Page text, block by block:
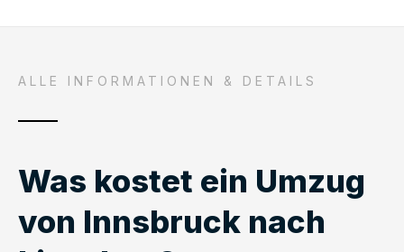
ALLE INFORMATIONEN & DETAILS
Was kostet ein Umzug
von Innsbruck nach